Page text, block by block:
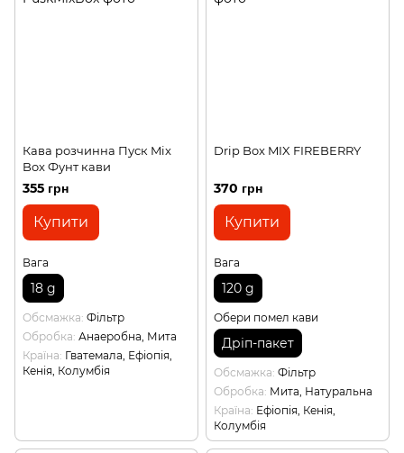
Кава розчинна Пуск Mix
Box Фунт кави
355 грн
Купити
Вага
18 g
Обсмажка Фільтр
Обробка Анаеробна, Мита
Країна Гватемала, Ефіопія,
Кенія, Колумбія
Drip Box MIX FIREBERRY
370 грн
Купити
Вага
120 g
Обери помел кави
Дріп-пакет
Обсмажка Фільтр
Обробка Мита, Натуральна
Країна Ефіопія, Кенія,
Колумбія